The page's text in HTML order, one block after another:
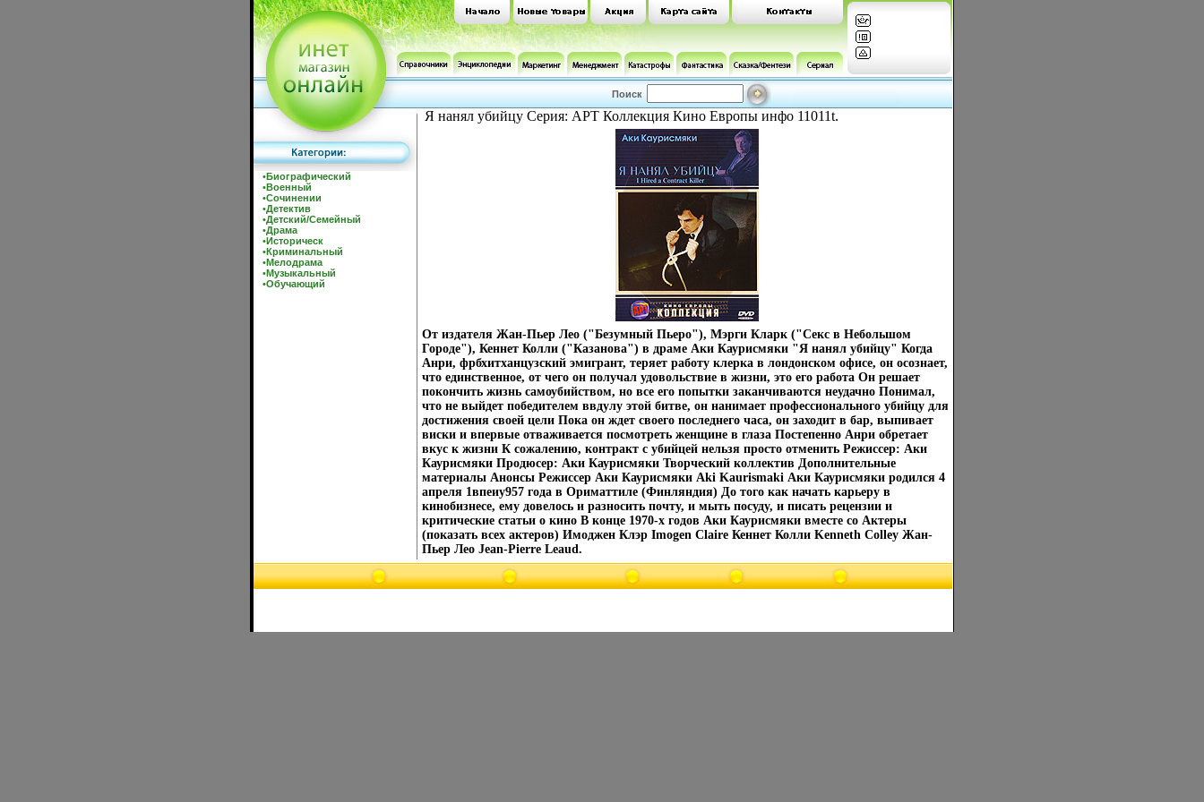
Поиск
•Биографический
•Военный
•Сочинении
•Детектив
•Детский/Семейный
•Драма
•Историческ
•Криминальный
•Мелодрама
•Музыкальный
•Обучающий
Я нанял убийцу Серия: АРТ Коллекция Кино Европы инфо 11011t.
От издателя Жан-Пьер Лео ("Безумный Пьеро"), Мэрги Кларк ("Секс в Небольшом
Городе"), Кеннет Колли ("Казанова") в драме Аки Каурисмяки "Я нанял убийцу" Когда
Анри, фрбхитханцузский эмигрант, теряет работу клерка в лондонском офисе, он осознает,
что единственное, от чего он получал удовольствие в жизни, это его работа Он решает
покончить жизнь самоубийством, но все его попытки заканчиваются неудачно Понимал,
что не выйдет победителем ввдулу этой битве, он нанимает профессионального убийцу для
достижения своей цели Пока он ждет своего последнего часа, он заходит в бар, выпивает
виски и впервые отваживается посмотреть женщине в глаза Постепенно Анри обретает
вкус к жизни К сожалению, контракт с убийцей нельзя просто отменить Режиссер: Аки
Каурисмяки Продюсер: Аки Каурисмяки Творческий коллектив Дополнительные
материалы Анонсы Режиссер Аки Каурисмяки Aki Kaurismaki Аки Каурисмяки родился 4
апреля 1впеиу957 года в Ориматтиле (Финляндия) До того как начать карьеру в
кинобизнесе, ему довелось и разносить почту, и мыть посуду, и писать рецензии и
критические статьи о кино В конце 1970-х годов Аки Каурисмяки вместе со Актеры
(показать всех актеров) Имоджен Клэр Imogen Claire Кеннет Колли Kenneth Colley Жан-
Пьер Лео Jean-Pierre Leaud.